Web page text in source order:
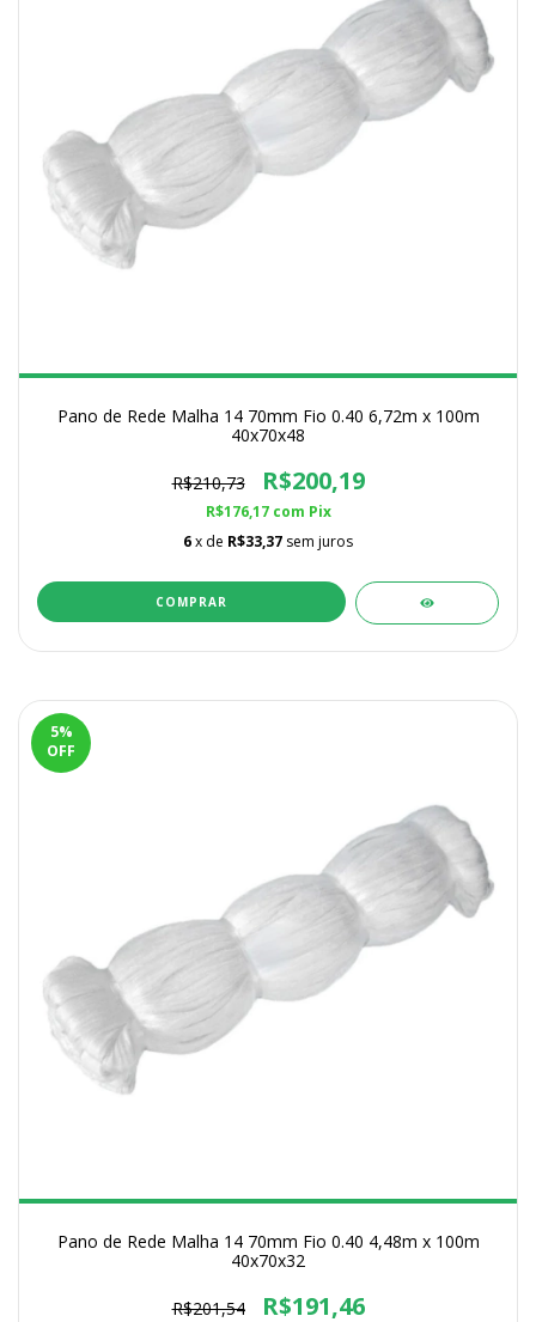
Pano de Rede Malha 14 70mm Fio 0.40 6,72m x 100m
40x70x48
R$210,73 R$200,19
R$176,17 com Pix
6x de R$33,37 sem juros
5%
OFF
Pano de Rede Malha 14 70mm Fio 0.40 4,48m x 100m
40x70x32
R$201,54 R$191,46